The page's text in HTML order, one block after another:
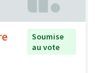
Soumise
au vote